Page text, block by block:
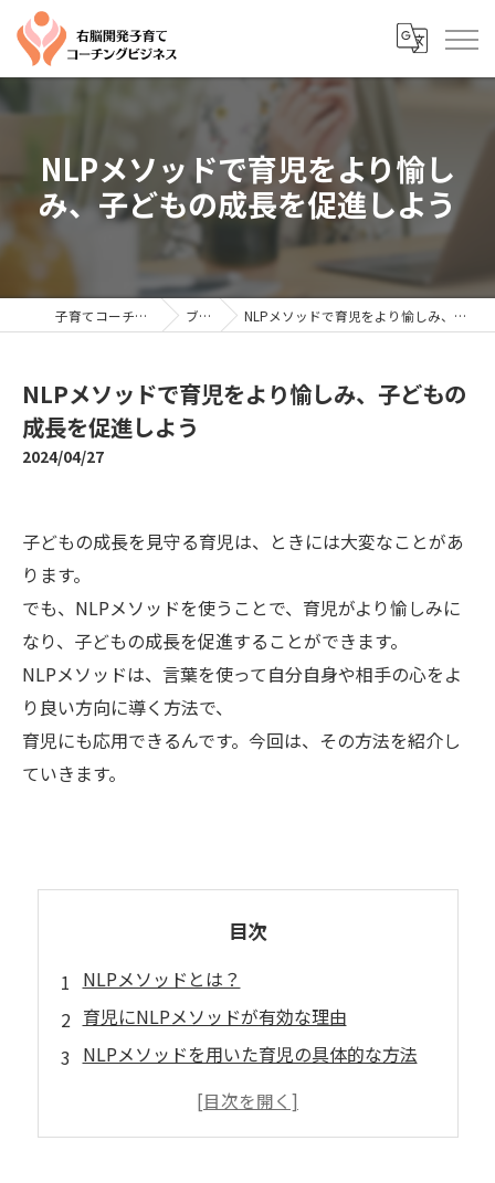
NLPメソッドで育児をより愉し
み、子どもの成長を促進しよう
子育てコーチングならYTC ブログ NLPメソッドで育児をより愉しみ、子どもの成長を促進しよう
NLPメソッドで育児をより愉しみ、子どもの
成長を促進しよう
2024/04/27
子どもの成長を見守る育児は、ときには大変なことがあ
ります。
でも、NLPメソッドを使うことで、育児がより愉しみに
なり、子どもの成長を促進することができます。
NLPメソッドは、言葉を使って自分自身や相手の心をよ
り良い方向に導く方法で、
育児にも応用できるんです。今回は、その方法を紹介し
ていきます。
目次
NLPメソッドとは？
育児にNLPメソッドが有効な理由
NLPメソッドを用いた育児の具体的な方法
子どもの成長を促すおすすめのNLPメソッド